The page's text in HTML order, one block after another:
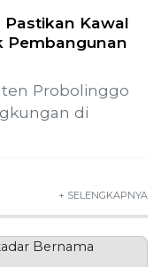
Pastikan Kawal
Pembangunan
Probolinggo
di
+ SELENGKAPNYA